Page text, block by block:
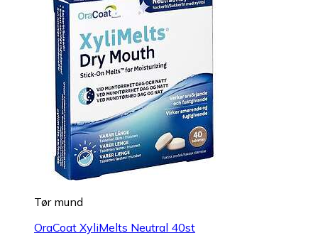
Tør mund
OraCoat XyliMelts Neutral 40st